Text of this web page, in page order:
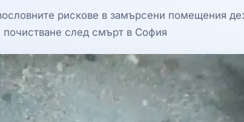
рискове в замърсени помещения
почистване след смърт в София